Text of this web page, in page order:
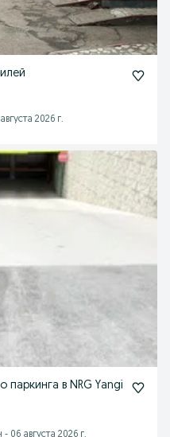
2026 г.
в NRG Yangi
- 06 августа 2026 г.